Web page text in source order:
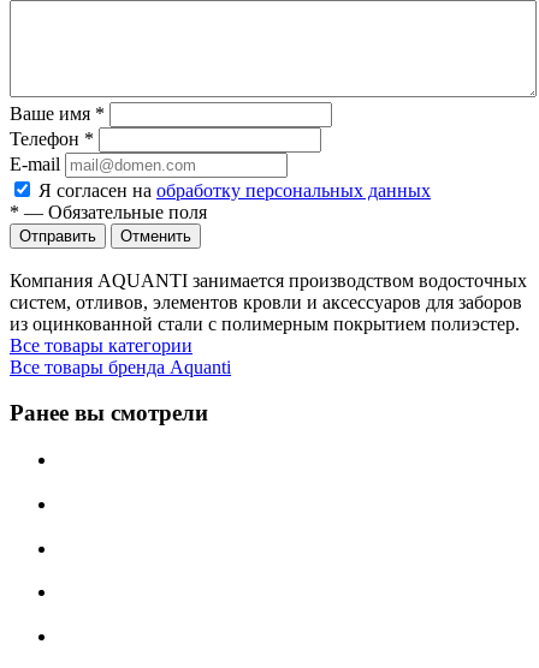
Ваше имя *
Телефон *
E-mail
Я согласен на обработку персональных данных
* — Обязательные поля
Отменить
Компания AQUANTI занимается производством водосточных
систем, отливов, элементов кровли и аксессуаров для заборов
из оцинкованной стали с полимерным покрытием полиэстер.
Все товары категории
Все товары бренда Aquanti
Ранее вы смотрели